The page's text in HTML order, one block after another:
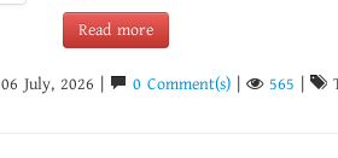
Read more
06 July, 2026 | 0 Comment(s) 565